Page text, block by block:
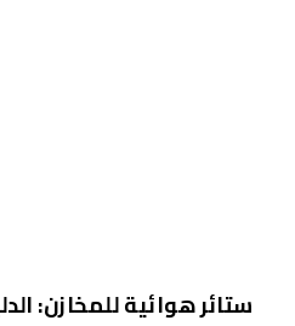
ستائر هوائية للمخازن: